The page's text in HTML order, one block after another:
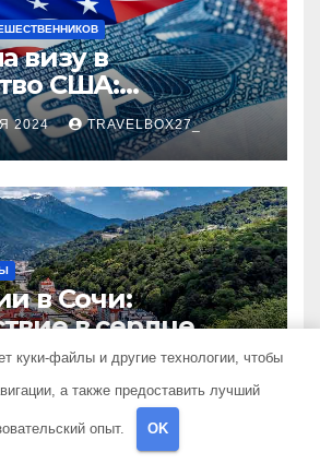
визу в
США:
руководство
2024 TRAVELBOX27_
в Сочи:
в сердце
курорта
TRAVELBOX27_
куки-файлы и другие технологии, чтобы
а также предоставить лучший
опыт. OK